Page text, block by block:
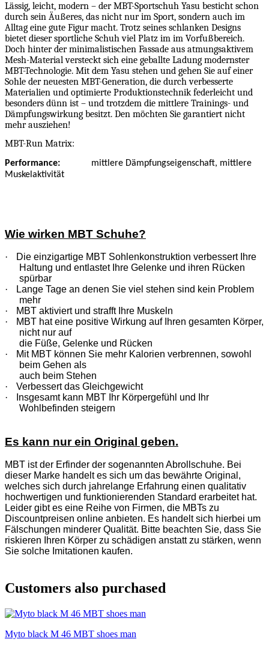
Lässig, leicht, modern – der MBT-Sportschuh Yasu besticht schon
durch sein Äußeres, das nicht nur im Sport, sondern auch im
Alltag eine gute Figur macht. Trotz seines schlanken Designs
bietet dieser sportliche Schuh viel Platz im im Vorfußbereich.
Doch hinter der minimalistischen Fassade aus atmungsaktivem
Mesh-Material versteckt sich eine geballte Ladung modernster
MBT-Technologie. Mit dem Yasu stehen und gehen Sie auf einer
Sohle der neuesten MBT-Generation, die durch verbesserte
Materialien und optimierte Produktionstechnik federleicht und
besonders dünn ist – und trotzdem die mittlere Trainings- und
Dämpfungswirkung besitzt. Den möchten Sie garantiert nicht
mehr ausziehen!
MBT-Run Matrix:
Performance:
mittlere Dämpfungseigenschaft, mittlere
Muskelaktivität
Wie wirken MBT Schuhe?
·
Die einzigartige MBT Sohlenkonstruktion verbessert Ihre
Haltung und entlastet Ihre Gelenke und ihren Rücken
spürbar
·
Lange Tage an denen Sie viel stehen sind kein Problem
mehr
·
MBT aktiviert und strafft Ihre Muskeln
·
MBT hat eine positive Wirkung auf Ihren gesamten Körper,
nicht nur auf
die Füße, Gelenke und Rücken
·
Mit MBT können Sie mehr Kalorien verbrennen, sowohl
beim Gehen als
auch beim Stehen
·
Verbessert das Gleichgewicht
·
Insgesamt kann MBT Ihr Körpergefühl und Ihr
Wohlbefinden steigern
Es kann nur ein Original geben.
MBT ist der Erfinder der sogenannten Abrollschuhe. Bei
dieser Marke handelt es sich um das bewährte Original,
welches sich durch jahrelange Erfahrung einen qualitativ
hochwertigen und funktionierenden Standard erarbeitet hat.
Leider gibt es eine Reihe von Firmen, die MBTs zu
Discountpreisen online anbieten. Es handelt sich hierbei um
Fälschungen minderer Qualität. Bitte beachten Sie, dass Sie
riskieren Ihren Körper zu schädigen anstatt zu stärken, wenn
Sie solche Imitationen kaufen.
Customers also purchased
Myto black M 46 MBT shoes man